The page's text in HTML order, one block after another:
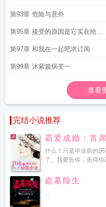
第93章 危险与意外
第95章 接受的原因是它实在给得
太多了
第97章 和我在一起吧求订阅
第99章 沐紫篇病变一
查看
完结小说推荐
霸爱成婚：首
什么？只是毕业前的
了。我要告你，告得
盗墓险生
...